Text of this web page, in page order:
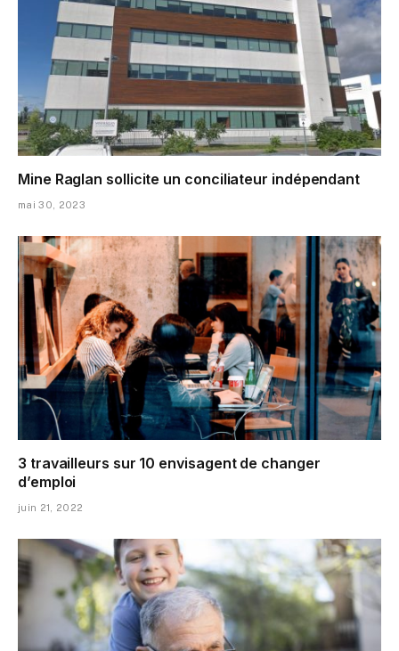
Mine Raglan sollicite un conciliateur indépendant
mai 30, 2023
3 travailleurs sur 10 envisagent de changer
d’emploi
juin 21, 2022